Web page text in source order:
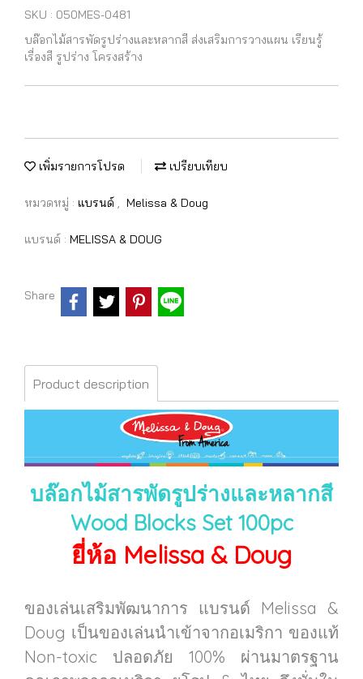
SKU : 050MES-0481
บล๊อกไม้สารพัดรูปร่างและหลากสี ส่งเสริมการวางแผน เรียนรู้
เรื่องสี รูปร่าง โครงสร้าง
เพิ่มรายการโปรด เปรียบเทียบ
หมวดหมู่ : แบรนด์ , Melissa & Doug
แบรนด์ : MELISSA & DOUG
Share
Product description
บล๊อกไม้สารพัดรูปร่างและหลากสี
Wood Blocks Set 100pc
ยี่ห้อ Melissa & Doug
ของเล่นเสริมพัฒนาการ แบรนด์ Melissa &
Doug เป็นของเล่นนำเข้าจากอเมริกา ของแท้
Non-toxic ปลอดภัย 100% ผ่านมาตรฐาน